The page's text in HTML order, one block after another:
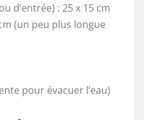
d’entrée) : 25 x 15 cm
(un peu plus longue
pour évacuer l’eau)